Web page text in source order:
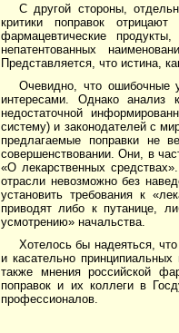
С другой стороны,
критики поправок отрицают
фармацевтические
непатентованных
Представляется, что истина,
Очевидно, что ошибочные
интересами. Однако
недостаточной
систему) и законодателей с
предлагаемые поправки не
совершенствовании. Они, в
«О лекарственных
отрасли невозможно без
установить требования к
приводят либо к путанице,
усмотрению» начальства.
Хотелось бы надеяться,
и касательно
также мнения российской
поправок и их коллеги в
профессионалов.